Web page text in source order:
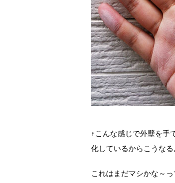
↑こんな感じで外壁を手
化しているからこうなる
これはまだマシかな～